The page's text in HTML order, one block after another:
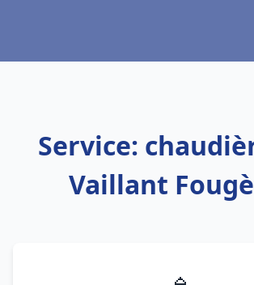
Service:
Vaillant